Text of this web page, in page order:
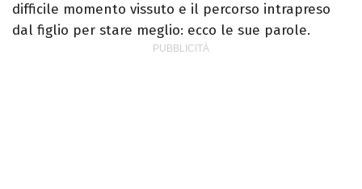
difficile momento vissuto e il percorso intrapreso
dal figlio per stare meglio: ecco le sue parole.